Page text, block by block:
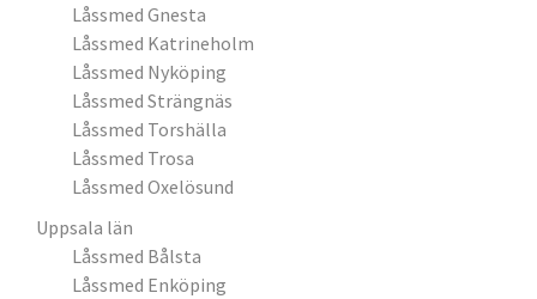
Låssmed Gnesta
Låssmed Katrineholm
Låssmed Nyköping
Låssmed Strängnäs
Låssmed Torshälla
Låssmed Trosa
Låssmed Oxelösund
Uppsala län
Låssmed Bålsta
Låssmed Enköping